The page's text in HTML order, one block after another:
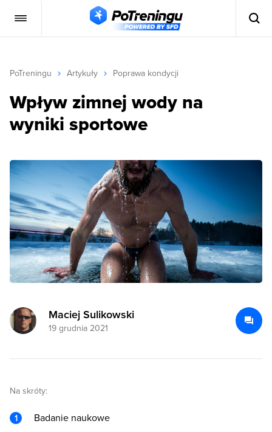
PoTreningu Artykuły Poprawa kondycji
Wpływ zimnej wody na
wyniki sportowe
Maciej Sulikowski
19 grudnia 2021
Na skróty:
Badanie naukowe